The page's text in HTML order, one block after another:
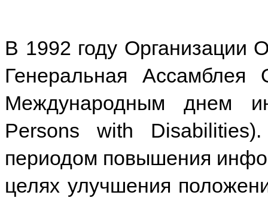
В 1992 году Организации
Генеральная
Международным днем
Persons with
периодом повышения
целях улучшения